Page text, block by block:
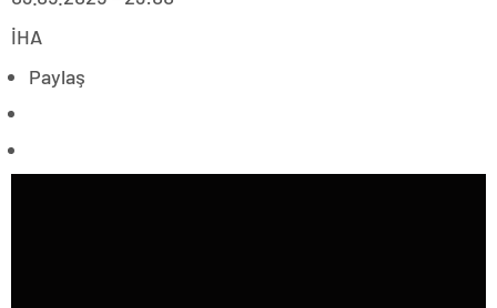
İHA
Paylaş